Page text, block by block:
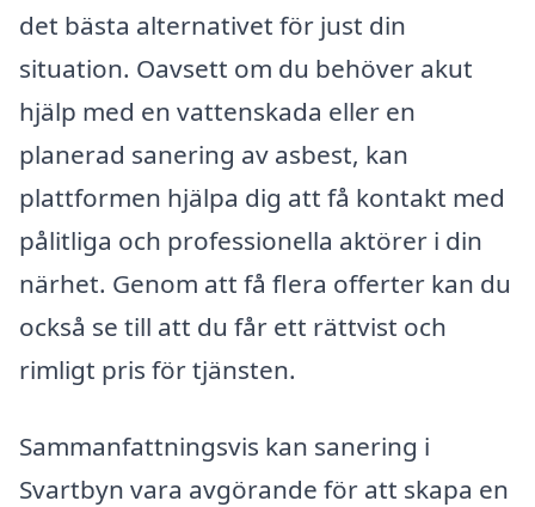
det bästa alternativet för just din
situation. Oavsett om du behöver akut
hjälp med en vattenskada eller en
planerad sanering av asbest, kan
plattformen hjälpa dig att få kontakt med
pålitliga och professionella aktörer i din
närhet. Genom att få flera offerter kan du
också se till att du får ett rättvist och
rimligt pris för tjänsten.
Sammanfattningsvis kan sanering i
Svartbyn vara avgörande för att skapa en